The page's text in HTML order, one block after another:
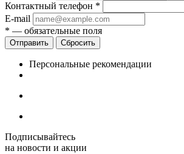
Контактный телефон *
E-mail
* — обязательные поля
Сбросить
Персональные рекомендации
Подписывайтесь
на новости и акции